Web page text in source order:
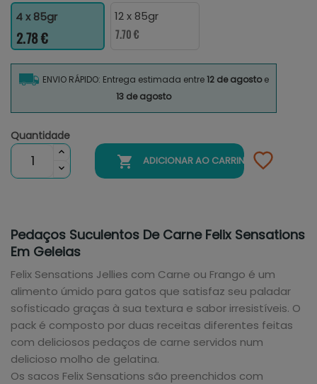
4 x 85gr
2.78 €
12 x 85gr
7.70 €
ENVIO RÁPIDO: Entrega estimada entre12 de agostoe
13 de agosto
Quantidade
 ADICIONAR AO CARRINHO
Pedaços Suculentos De Carne Felix Sensations
Em Geleias
Felix Sensations Jellies com Carne ou Frango é um
alimento úmido para gatos que satisfaz seu paladar
sofisticado graças à sua textura e sabor irresistíveis. O
pack é composto por duas receitas diferentes feitas
com deliciosos pedaços de carne servidos num
delicioso molho de gelatina.
Os sacos Felix Sensations são preenchidos com